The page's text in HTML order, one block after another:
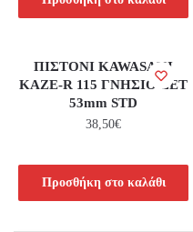
ΠΙΣΤΟΝΙ KAWASAKI
KAZE-R 115 ΓΝΗΣΙΟ ΣΕΤ
53mm STD
38,50€
Προσθήκη στο καλάθι